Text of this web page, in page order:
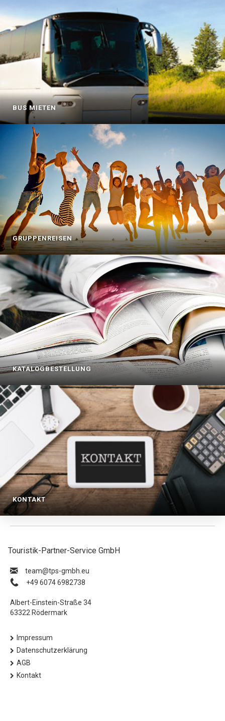
BUS MIETEN
GRUPPENREISEN
KATALOGBESTELLUNG
KONTAKT
Touristik-Partner-Service GmbH
ue.hbmg-spt@maet
+49 6074 6982738
Albert-Einstein-Straße 34
63322 Rödermark
Impressum
Datenschutzerklärung
AGB
Kontakt